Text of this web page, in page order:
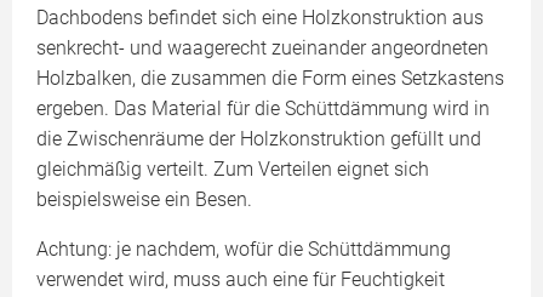
Dachbodens befindet sich eine Holzkonstruktion aus
senkrecht- und waagerecht zueinander angeordneten
Holzbalken, die zusammen die Form eines Setzkastens
ergeben. Das Material für die Schüttdämmung wird in
die Zwischenräume der Holzkonstruktion gefüllt und
gleichmäßig verteilt. Zum Verteilen eignet sich
beispielsweise ein Besen.
Achtung: je nachdem, wofür die Schüttdämmung
verwendet wird, muss auch eine für Feuchtigkeit